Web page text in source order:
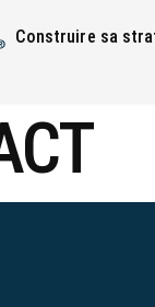
Construire sa